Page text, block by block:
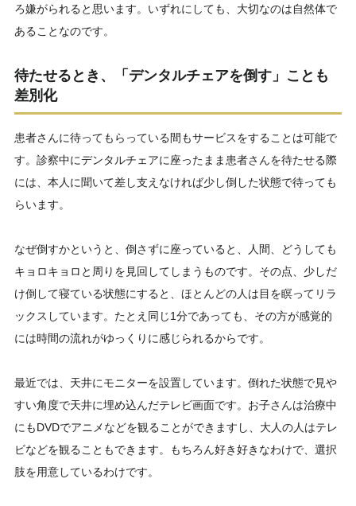
ろ嫌がられると思います。いずれにしても、大切なのは自然体で
あることなのです。
待たせるとき、「デンタルチェアを倒す」ことも
差別化
患者さんに待ってもらっている間もサービスをすることは可能で
す。診察中にデンタルチェアに座ったまま患者さんを待たせる際
には、本人に聞いて差し支えなければ少し倒した状態で待っても
らいます。
なぜ倒すかというと、倒さずに座っていると、人間、どうしても
キョロキョロと周りを見回してしまうものです。その点、少しだ
け倒して寝ている状態にすると、ほとんどの人は目を瞑ってリラ
ックスしています。たとえ同じ1分であっても、その方が感覚的
には時間の流れがゆっくりに感じられるからです。
最近では、天井にモニターを設置しています。倒れた状態で見や
すい角度で天井に埋め込んだテレビ画面です。お子さんは治療中
にもDVDでアニメなどを観ることができますし、大人の人はテレ
ビなどを観ることもできます。もちろん好き好きなわけで、選択
肢を用意しているわけです。